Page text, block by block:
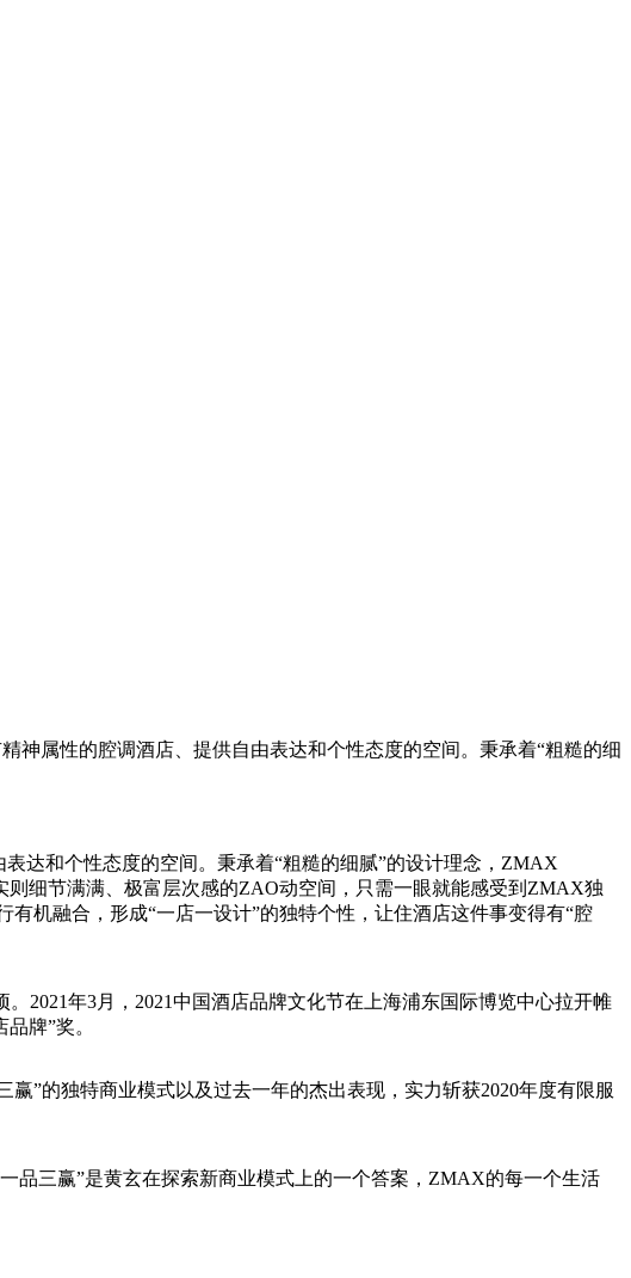
性的腔调酒店、提供自由表达和个性态度的空间。秉承着“粗糙的细
和个性态度的空间。秉承着“粗糙的细腻”的设计理念，ZMAX
细节满满、极富层次感的ZAO动空间，只需一眼就能感受到ZMAX独
机融合，形成“一店一设计”的独特个性，让住酒店这件事变得有“腔
年3月，2021中国酒店品牌文化节在上海浦东国际博览中心拉开帷
牌”奖。
”的独特商业模式以及过去一年的杰出表现，实力斩获2020年度有限服
三赢”是黄玄在探索新商业模式上的一个答案，ZMAX的每一个生活